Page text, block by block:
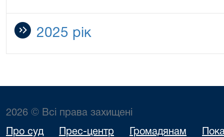
2025 рік
2026 © Всі права захищені
Про суд Прес-центр Громадянам